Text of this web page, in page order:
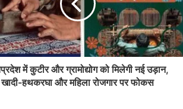
में कुटीर और ग्रामोद्योग को मिलेगी नई उड़ान,
खादी-हथकरघा और महिला रोजगार पर फोकस